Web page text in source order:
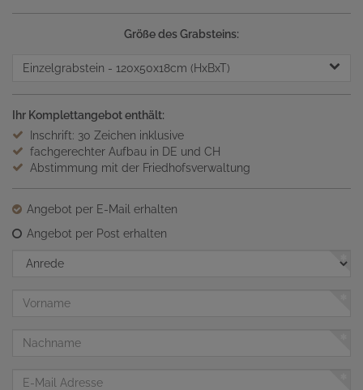
Größe des Grabsteins:
Einzelgrabstein - 120x50x18cm (HxBxT)
Ihr Komplettangebot enthält:
Inschrift: 30 Zeichen inklusive
fachgerechter Aufbau in DE und CH
Abstimmung mit der Friedhofsverwaltung
Angebot per E-Mail erhalten
Angebot per Post erhalten
Anrede
Vorname
Nachname